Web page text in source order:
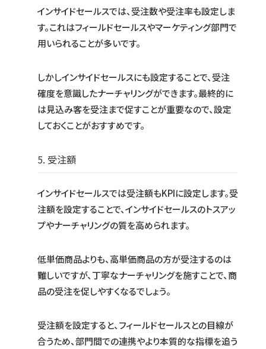
インサイドセールスでは、受注数や受注率も設定しま
す。これはフィールドセールスやマーケティング部門で
用いられることが多いです。
しかしインサイドセールスにも設定することで、受注
確度を意識したナーチャリングができます。最終的に
は見込み客を受注まで促すことが重要なので、設定
しておくことがおすすめです。
5. 受注額
インサイドセールスでは受注額もKPIに設定します。受
注額を設定することで、インサイドセールスのトスアッ
プやナーチャリングの質を高められます。
低単価商品よりも、高単価商品の方が受注するのは
難しいですが、丁寧なナーチャリングを施すことで、商
品の受注を促しやすくなるでしょう。
受注額を設定すると、フィールドセールスとの目線が
合うため、部門間での連携やより本質的な指標を追う